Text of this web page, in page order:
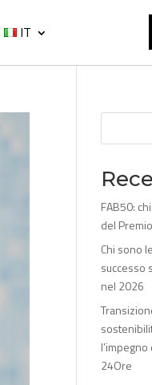
IT
FAB50:
del
Chi sono
successo
nel 2026
24Ore